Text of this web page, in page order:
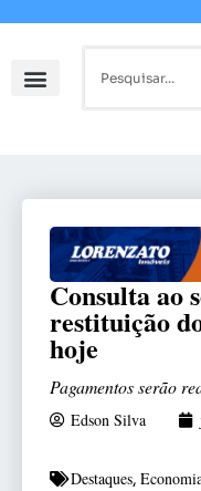
Consulta ao
restituição
hoje
Pagamentos serão
Edson Silva
Destaques,